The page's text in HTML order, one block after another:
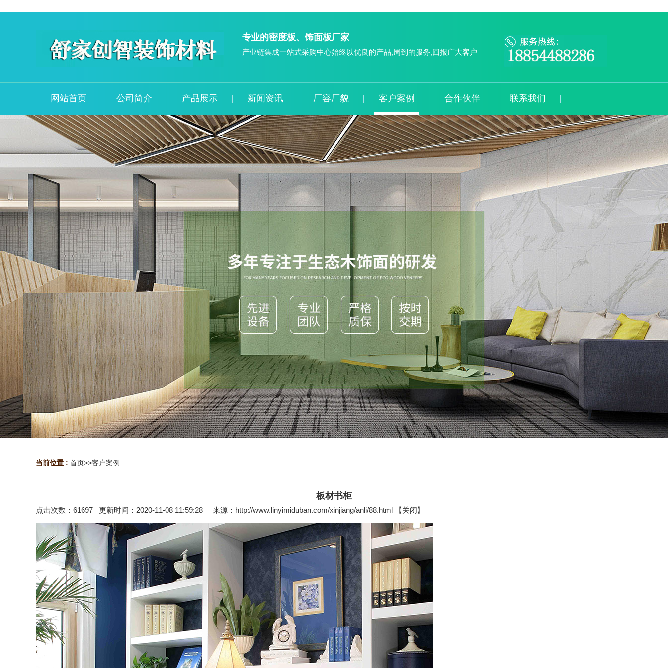
专业的密度板、饰面板厂家
产业链集成一站式采购中心始终以优良的产品,周到的服务,回报广大客户
网站首页 公司简介 产品展示 新闻资讯 厂容厂貌 客户案例 合作伙伴 联系我们
当前位置 : 首页>>客户案例
板材书柜
点击次数： 61697 更新时间：2020-11-08 11:59:28 来源：http://www.linyimiduban.com/xinjiang/anli/88.html 【关闭】